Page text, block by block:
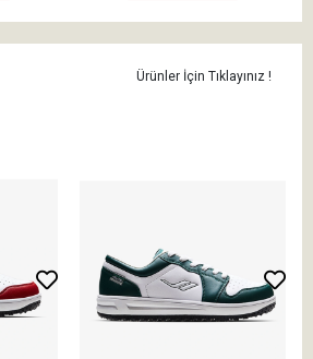
Ürünler İçin Tıklayınız !